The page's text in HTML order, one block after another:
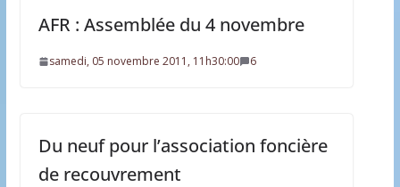
AFR : Assemblée du 4 novembre
samedi, 05 novembre 2011, 11h30:00 6
Du neuf pour l’association foncière
de recouvrement